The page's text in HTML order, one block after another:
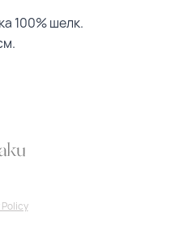
100% шелк.